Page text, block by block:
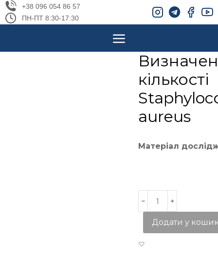
+38 096 054 86 57
ПН-ПТ 8:30-17:30
кількості
aureus
Матеріал
Додати у